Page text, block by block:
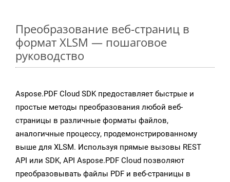
Преобразование веб-страниц в
формат XLSM — пошаговое
руководство
Aspose.PDF Cloud SDK предоставляет быстрые и
простые методы преобразования любой веб-
страницы в различные форматы файлов,
аналогичные процессу, продемонстрированному
выше для XLSM. Используя прямые вызовы REST
API или SDK, API Aspose.PDF Cloud позволяют
преобразовывать файлы PDF и веб-страницы в